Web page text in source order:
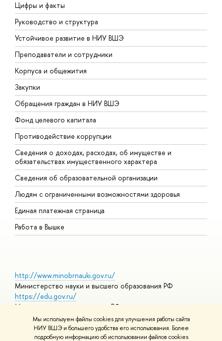
Мы используем файлы cookies для улучшения работы сайта
НИУ ВШЭ и большего удобства его использования. Более
подробную информацию об использовании файлов cookies
Цифры и факты
Руководство и структура
Устойчивое развитие в НИУ ВШЭ
Преподаватели и сотрудники
Корпуса и общежития
Закупки
Обращения граждан в НИУ ВШЭ
Фонд целевого капитала
Противодействие коррупции
Сведения о доходах, расходах, об имуществе и
обязательствах имущественного характера
Сведения об образовательной организации
Людям с ограниченными возможностями здоровья
Единая платежная страница
Работа в Вышке
http://www.minobrnauki.gov.ru/
Министерство науки и высшего образования РФ
https://edu.gov.ru/
Министерство просвещения РФ
https://elearning.hse.ru/mooc
Массовые открытые онлайн-курсы